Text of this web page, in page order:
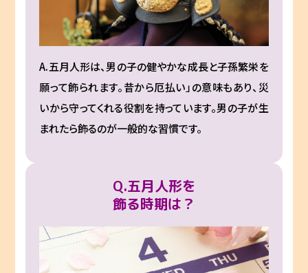
A.五月人形は、男の子の健やかな成長と子孫繁栄を
願って飾られます。昔から厄払い」の意味もあり、災
いから守ってくれる役割を持っています。男の子が生
まれたら飾るのが一般的な習慣です。
Q.五月人形を
飾る時期は？